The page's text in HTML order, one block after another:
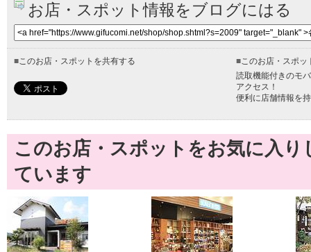
お店・スポット情報をブログにはる
■このお店・スポットを共有する ■このお店・スポッ
読取機能付きのモ
アクセス！
便利に店舗情報を
このお店・スポットをお気に入
ています